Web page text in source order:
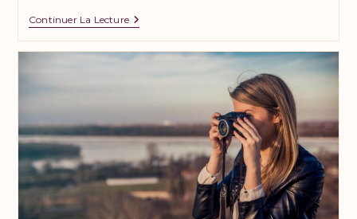
Continuer La LectureSociosqu
Ad
Litora
Torquent